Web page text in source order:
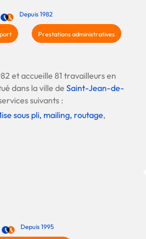
Depuis 1982
Prestations administratives
et accueille 81 travailleurs en
dans la ville deSaint-Jean-de-
suivants :
sous pli, mailing, routage,
Depuis 1995